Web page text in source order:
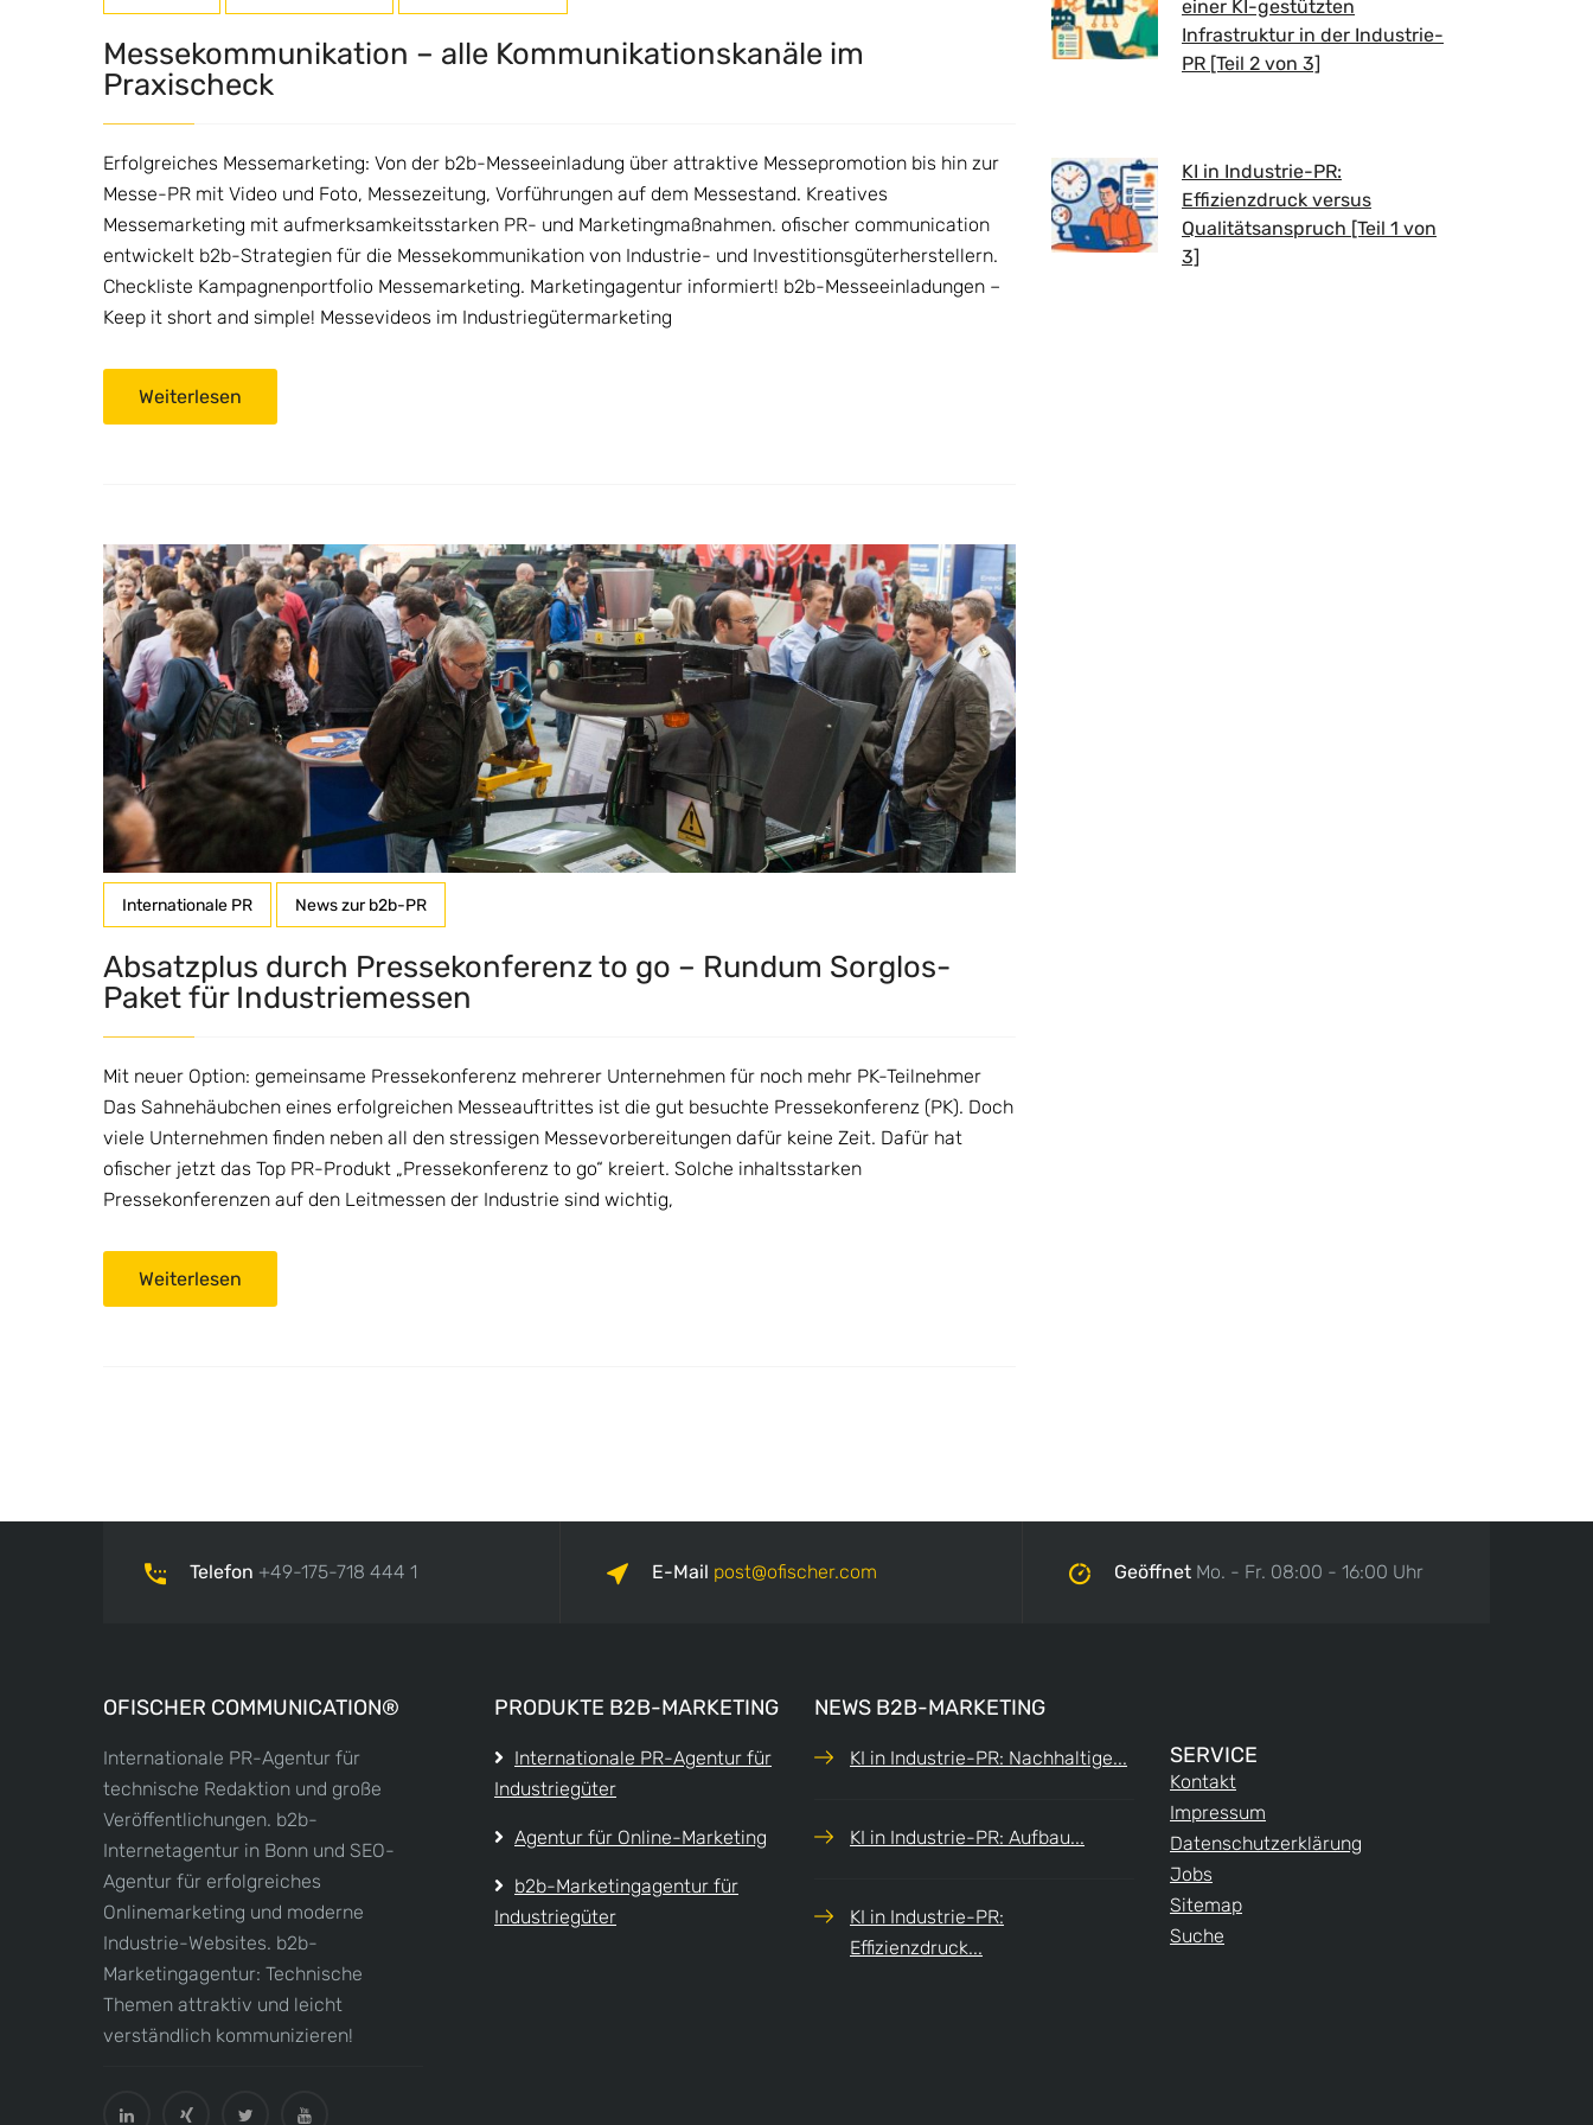
Messekommunikation – alle Kommunikationskanäle im
Praxischeck
Erfolgreiches Messemarketing: Von der b2b-Messeeinladung über attraktive Messepromotion bis hin zur
Messe-PR mit Video und Foto, Messezeitung, Vorführungen auf dem Messestand. Kreatives
Messemarketing mit aufmerksamkeitsstarken PR- und Marketingmaßnahmen. ofischer communication
entwickelt b2b-Strategien für die Messekommunikation von Industrie- und Investitionsgüterherstellern.
Checkliste Kampagnenportfolio Messemarketing. Marketingagentur informiert! b2b-Messeeinladungen –
Keep it short and simple! Messevideos im Industriegütermarketing
Weiterlesen
Internationale PR News zur b2b-PR
Absatzplus durch Pressekonferenz to go – Rundum Sorglos-
Paket für Industriemessen
Mit neuer Option: gemeinsame Pressekonferenz mehrerer Unternehmen für noch mehr PK-Teilnehmer
Das Sahnehäubchen eines erfolgreichen Messeauftrittes ist die gut besuchte Pressekonferenz (PK). Doch
viele Unternehmen finden neben all den stressigen Messevorbereitungen dafür keine Zeit. Dafür hat
ofischer jetzt das Top PR-Produkt „Pressekonferenz to go“ kreiert. Solche inhaltsstarken
Pressekonferenzen auf den Leitmessen der Industrie sind wichtig,
Weiterlesen
einer KI-gestützten
Infrastruktur in der Industrie-
PR [Teil 2 von 3]
KI in Industrie-PR:
Effizienzdruck versus
Qualitätsanspruch [Teil 1 von
3]
Telefon +49-175-718 444 1 E-Mail post ofischer.com Geöffnet Mo. - Fr. 08:00 - 16:00 Uhr
OFISCHER COMMUNICATION®
Internationale PR-Agentur für
technische Redaktion und große
Veröffentlichungen. b2b-
Internetagentur in Bonn und SEO-
Agentur für erfolgreiches
Onlinemarketing und moderne
Industrie-Websites. b2b-
Marketingagentur: Technische
Themen attraktiv und leicht
verständlich kommunizieren!
PRODUKTE B2B-MARKETING
Internationale PR-Agentur für
Industriegüter
Agentur für Online-Marketing
b2b-Marketingagentur für
Industriegüter
NEWS B2B-MARKETING
KI in Industrie-PR: Nachhaltige...
KI in Industrie-PR: Aufbau...
KI in Industrie-PR:
Effizienzdruck...
SERVICE
Kontakt
Impressum
Datenschutzerklärung
Jobs
Sitemap
Suche